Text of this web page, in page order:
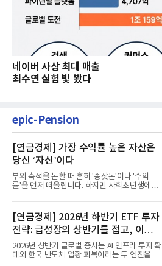
네이버 사상 최대 매출
최수연 실험 빛 봤다
epic-Pension
[연금경제] 가장 수익률 높은 자산은
당신 ‘자신’이다
부의 축적을 논할 때 흔히 '종잣돈'이나 '수익
률'을 먼저 떠올립니다. 하지만 사회초년생에게
[연금경제] 2026년 하반기 ETF 투자
전략: 급성장의 상반기를 접고, 이제
'실적'이 가르는 하반기를 맞다
2026년 상반기 글로벌 증시는 AI 인프라 투자 확
대와 한국 반도체 업황 회복이라는 두 엔진을 달